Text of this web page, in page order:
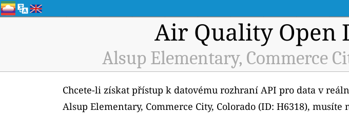
Air Quality Open
Alsup Elementary, Commerce
Chcete-li získat přístup k datovému rozhraní API pro data v
Alsup Elementary, Commerce City, Colorado (ID: H6318),